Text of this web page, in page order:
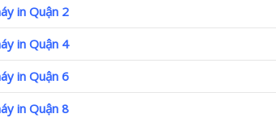
in Quận 2
in Quận 4
in Quận 6
in Quận 8